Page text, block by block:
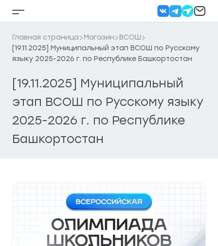
Кнопка
бокового
меню
Главная страница Магазин
ВСОШ
[19.11.2025] Муниципальный этап ВСОШ по Русскому
языку 2025-2026 г. по Республике Башкортостан
[19.11.2025] Муниципальный
этап ВСОШ по Русскому языку
2025-2026 г. по Республике
Башкортостан